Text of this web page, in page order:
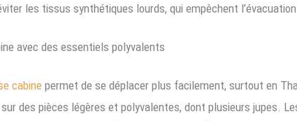
les tissus synthétiques lourds, qui empêchent
avec des essentiels polyvalents
cabinepermet de se déplacer plus facilement, surtout en
des pièces légères et polyvalentes, dont plusieurs jupes.